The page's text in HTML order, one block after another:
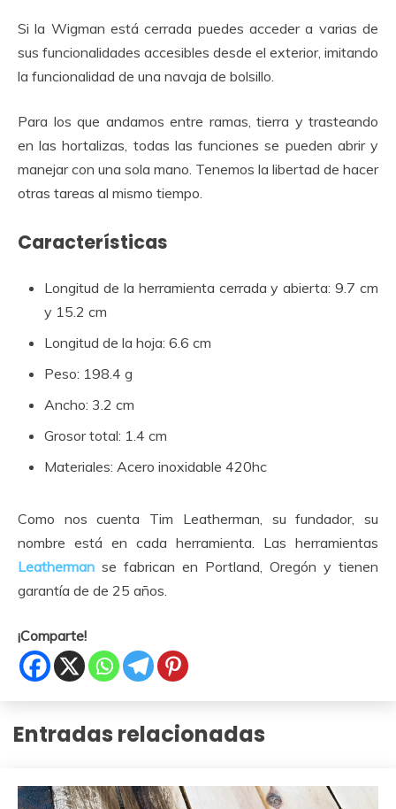
Si la Wigman está cerrada puedes acceder a varias de
sus funcionalidades accesibles desde el exterior, imitando
la funcionalidad de una navaja de bolsillo.
Para los que andamos entre ramas, tierra y trasteando
en las hortalizas, todas las funciones se pueden abrir y
manejar con una sola mano. Tenemos la libertad de hacer
otras tareas al mismo tiempo.
Características
Longitud de la herramienta cerrada y abierta: 9.7 cm
y 15.2 cm
Longitud de la hoja: 6.6 cm
Peso: 198.4 g
Ancho: 3.2 cm
Grosor total: 1.4 cm
Materiales: Acero inoxidable 420hc
Como nos cuenta Tim Leatherman, su fundador, su
nombre está en cada herramienta. Las herramientas
Leatherman se fabrican en Portland, Oregón y tienen
garantía de de 25 años.
¡Comparte!
Entradas relacionadas